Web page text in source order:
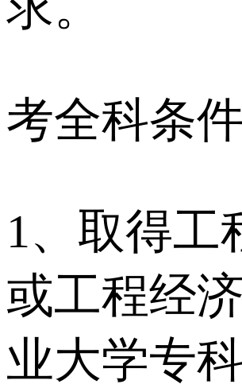
考全科条件
1、取得工
或工程经
业大学专